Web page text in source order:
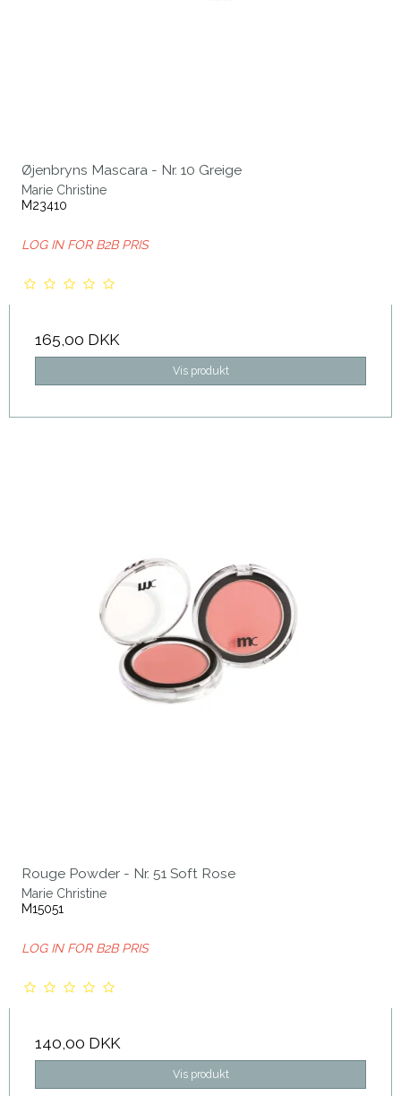
Øjenbryns Mascara - Nr. 10 Greige
Marie Christine
M23410
LOG IN FOR B2B PRIS
165,00 DKK
Vis produkt
Rouge Powder - Nr. 51 Soft Rose
Marie Christine
M15051
LOG IN FOR B2B PRIS
140,00 DKK
Vis produkt